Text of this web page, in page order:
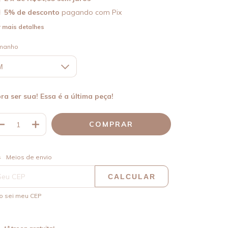
5% de desconto pagando com Pix
mais detalhes
ser sua! Essa é a última peça!
para o CEP:
Meios de envio
CALCULAR
sei meu CEP